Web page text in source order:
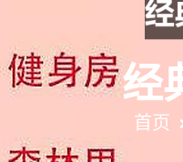
经
首页